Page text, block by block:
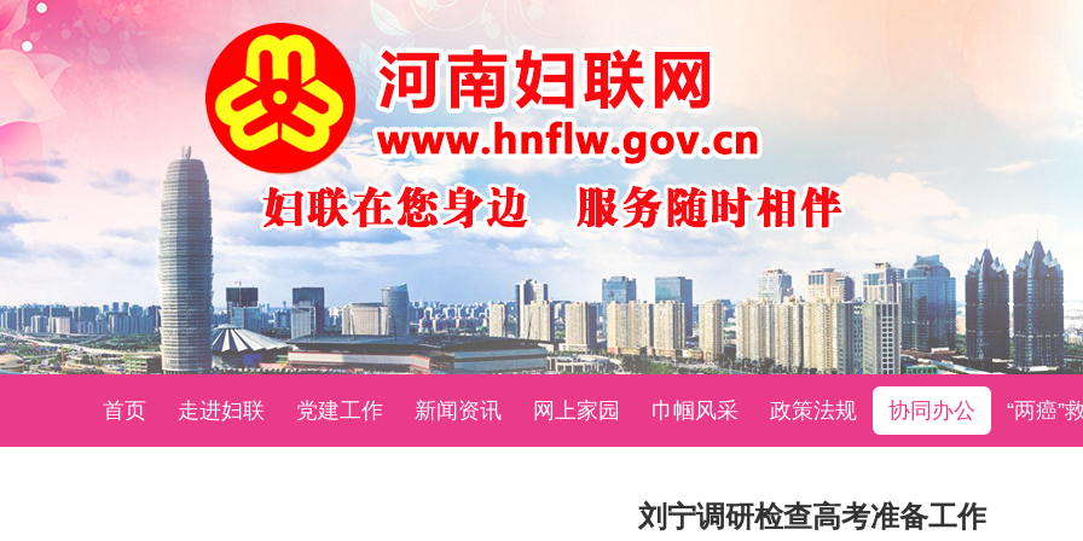
首页 走进妇联 党建工作 新闻资讯 网上家园 巾帼风采 政策法规 协同办公 “两癌”
刘宁调研检查高考准备工作